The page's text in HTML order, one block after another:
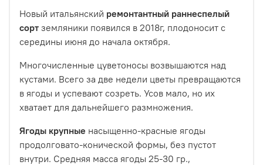
Новый итальянский ремонтантный раннеспелый
сорт земляники появился в 2018г, плодоносит с
середины июня до начала октября.
Многочисленные цуветоносы возвышаются над
кустами. Всего за две недели цветы превращаются
в ягоды и успевают созреть. Усов мало, но их
хватает для дальнейшего размножения.
Ягоды крупные насыщенно-красные ягоды
продолговато-конической формы, без пустот
внутри. Средняя масса ягоды 25-30 гр.,